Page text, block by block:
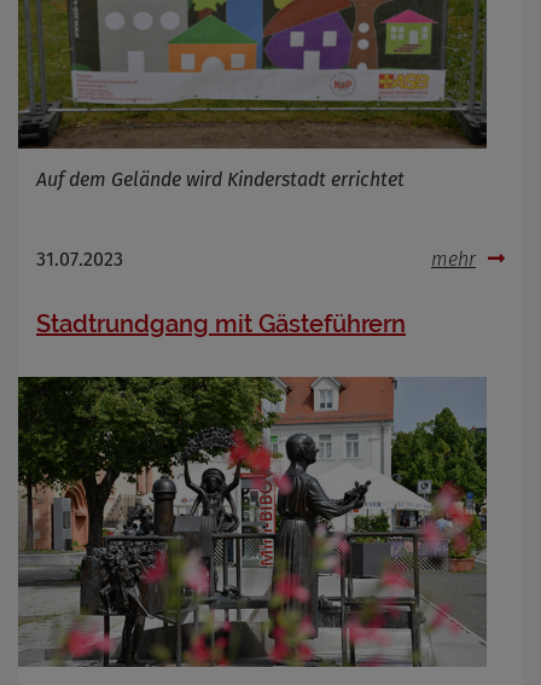
Auf dem Gelände wird Kinderstadt errichtet
31.07.2023 mehr
Stadtrundgang mit Gästeführern